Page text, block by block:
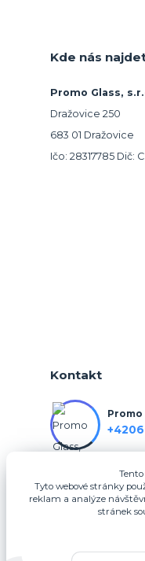
Kde nás
Promo Glass,
Dražovice 250
683 01 Dražovice
Ičo: 28317785 Dič:
Kontakt
Promo
Tyto webové stránky
reklam a analýze
stránek